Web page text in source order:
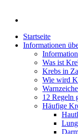
Startseite
Informationen
Was ist
Krebs in
Wie wird
12 Regeln
Häufige